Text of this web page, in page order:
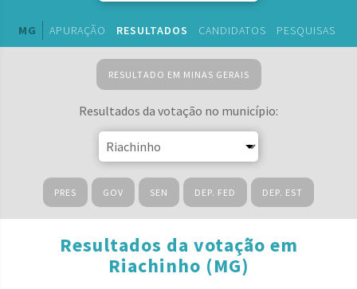
MG APURAÇÃO RESULTADOS CANDIDATOS PESQUISAS
RESULTADO EM MINAS GERAIS
Resultados da votação no município:
PRES GOV SEN DEP. FED DEP. EST
Resultados da votação em
Riachinho (MG)